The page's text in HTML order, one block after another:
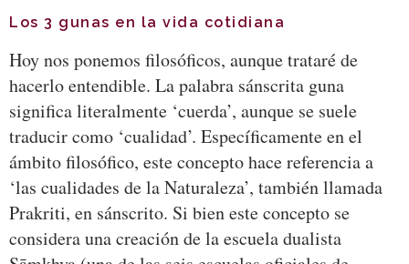
Los 3 gunas en la vida cotidiana
Hoy nos ponemos filosóficos, aunque trataré de
hacerlo entendible. La palabra sánscrita guna
significa literalmente ‘cuerda’, aunque se suele
traducir como ‘cualidad’. Específicamente en el
ámbito filosófico, este concepto hace referencia a
‘las cualidades de la Naturaleza’, también llamada
Prakriti, en sánscrito. Si bien este concepto se
considera una creación de la escuela dualista